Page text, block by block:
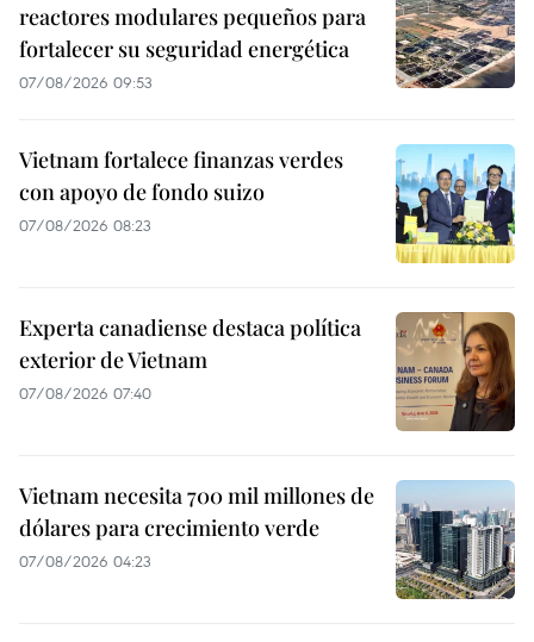
reactores modulares pequeños para
fortalecer su seguridad energética
07/08/2026 09:53
Vietnam fortalece finanzas verdes
con apoyo de fondo suizo
07/08/2026 08:23
Experta canadiense destaca política
exterior de Vietnam
07/08/2026 07:40
Vietnam necesita 700 mil millones de
dólares para crecimiento verde
07/08/2026 04:23